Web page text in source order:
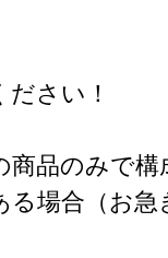
さい！
品のみで構
場合（お急